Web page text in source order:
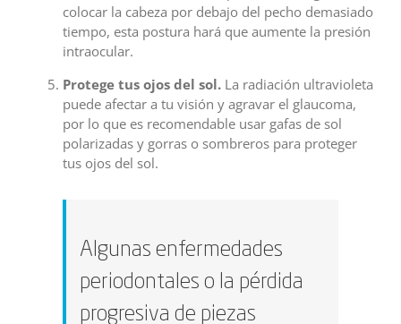
colocar la cabeza por debajo del pecho demasiado
tiempo, esta postura hará que aumente la presión
intraocular.
Protege tus ojos del sol. La radiación ultravioleta
puede afectar a tu visión y agravar el glaucoma,
por lo que es recomendable usar gafas de sol
polarizadas y gorras o sombreros para proteger
tus ojos del sol.
Algunas enfermedades
periodontales o la pérdida
progresiva de piezas